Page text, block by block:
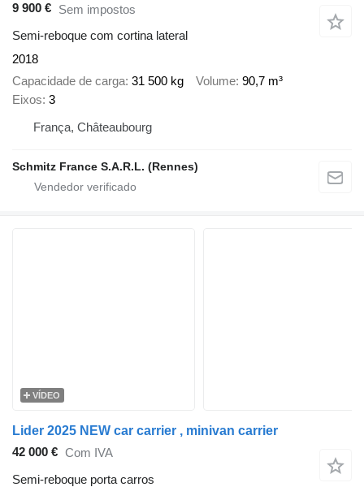
9 900 € Sem impostos
Semi-reboque com cortina lateral
2018
Capacidade de carga 31 500 kg Volume 90,7 m³
Eixos 3
França, Châteaubourg
Schmitz France S.A.R.L. (Rennes)
VÍDEO
Lider 2025 NEW car carrier , minivan carrier
42 000 € Com IVA
Semi-reboque porta carros